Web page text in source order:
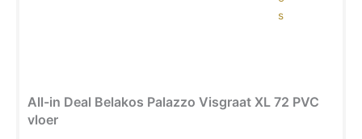
All-in Deal Belakos Palazzo Visgraat XL 72 PVC
vloer